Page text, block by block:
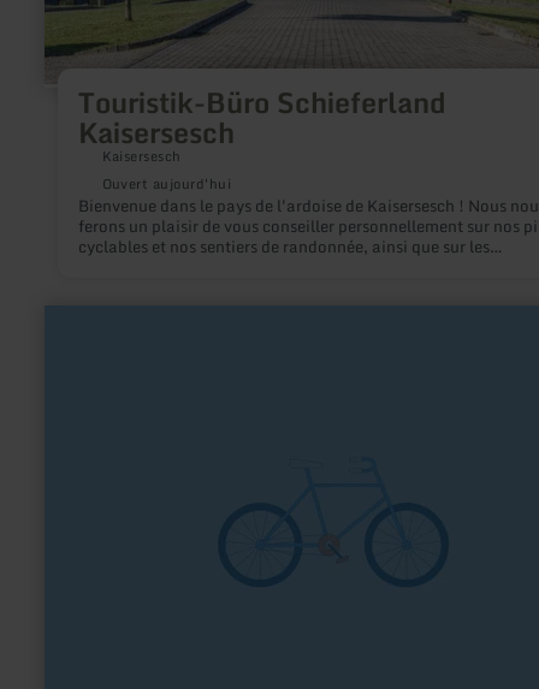
Touristik-Büro Schieferland
Kaisersesch
Kaisersesch
Ouvert aujourd'hui
Bienvenue dans le pays de l'ardoise de Kaisersesch ! Nous
ferons un plaisir de vous conseiller personnellement sur nos
cyclables et nos sentiers de randonnée, ainsi que sur les